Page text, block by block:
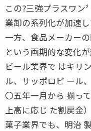
この?三強プラスワン
業卸の系列化が加速し
一方、食品メーカー
という画期的な変化が
ビール業界で はキリ
ル、サッポロビ ール
〇五年一月から 揃っ
上高に応じ た割戻金
菓子業界でも、明治